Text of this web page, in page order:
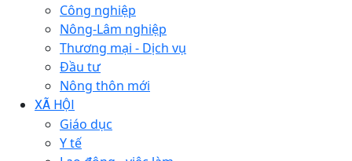
Công nghiệp
Nông-Lâm nghiệp
Thương mại - Dịch vụ
Đầu tư
Nông thôn mới
XÃ HỘI
Giáo dục
Y tế